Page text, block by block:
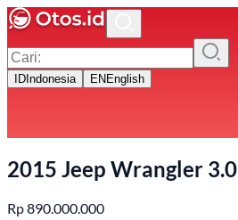
ID Indonesia EN English
2015 Jeep Wrangler 3.0
Rp890.000.000